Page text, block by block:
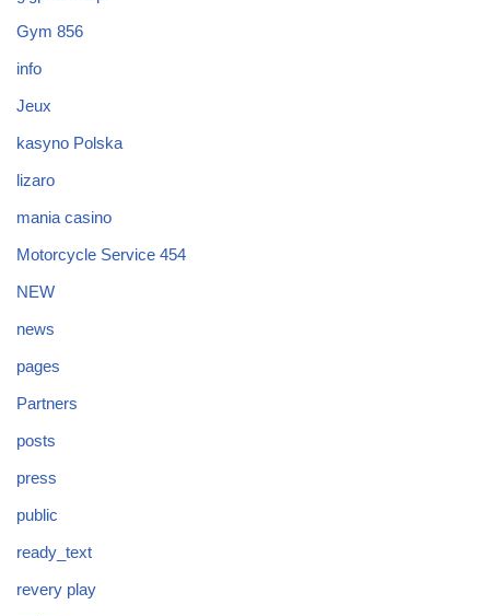
Gym 856
info
Jeux
kasyno Polska
lizaro
mania casino
Motorcycle Service 454
NEW
news
pages
Partners
posts
press
public
ready_text
revery play